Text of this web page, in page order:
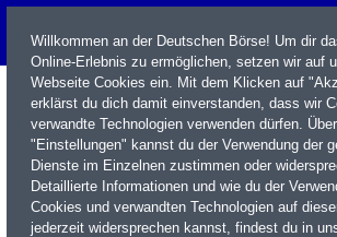
Name / WKN / ISIN / Kürzel
Willkommen an der Deutschen Börse! Um dir
Online-Erlebnis zu ermöglichen, setzen wir auf
Webseite Cookies ein. Mit dem Klicken auf
erklärst du dich damit einverstanden, dass wir
verwandte Technologien verwenden dürfen.
"Einstellungen" kannst du der Verwendung der
Dienste im Einzelnen zustimmen oder
Detaillierte Informationen und wie du der
Cookies und verwandten Technologien auf
jederzeit widersprechen kannst, findest du in